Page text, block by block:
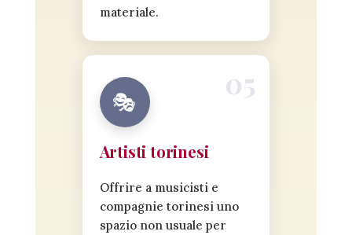
materiale.
🎭
Artisti torinesi
Offrire a musicisti e
compagnie torinesi uno
spazio non usuale per